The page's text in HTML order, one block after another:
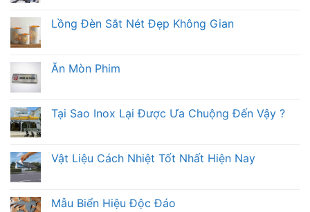
Lồng Đèn Sắt Nét Đẹp Không Gian
Ăn Mòn Phim
Tại Sao Inox Lại Được Ưa Chuộng Đến Vậy ?
Vật Liệu Cách Nhiệt Tốt Nhất Hiện Nay
Mẫu Biển Hiệu Độc Đáo